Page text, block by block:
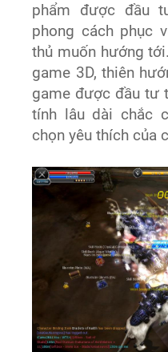
phẩm được đầu
phong cách phục
thủ muốn hướng
game 3D, thiên
game được đầu tư
tính lâu dài chắc
chọn yêu thích của